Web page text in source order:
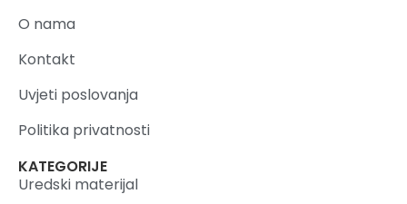
O nama
Kontakt
Uvjeti poslovanja
Politika privatnosti
KATEGORIJE
Uredski materijal